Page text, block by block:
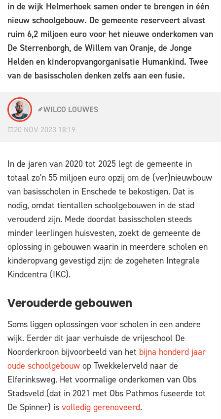
in de wijk Helmerhoek samen onder te brengen in één
nieuw schoolgebouw. De gemeente reserveert alvast
ruim 6,2 miljoen euro voor het nieuwe onderkomen van
De Sterrenborgh, de Willem van Oranje, de Jonge
Helden en kinderopvangorganisatie Humankind. Twee
van de basisscholen denken zelfs aan een fusie.
WILCO LOUWES
20 NOV 2023 18:19
In de jaren van 2020 tot 2025 legt de gemeente in
totaal zo'n 55 miljoen euro opzij om de (ver)nieuwbouw
van basisscholen in Enschede te bekostigen. Dat is
nodig, omdat tientallen schoolgebouwen in de stad
verouderd zijn. Mede doordat basisscholen steeds
minder leerlingen huisvesten, zoekt de gemeente de
oplossing in gebouwen waarin in meerdere scholen en
kinderopvang gevestigd zijn: de zogeheten Integrale
Kindcentra (IKC).
Verouderde gebouwen
Soms liggen oplossingen voor scholen in een andere
wijk. Eerder dit jaar verhuisde de vrijeschool De
Noorderkroon bijvoorbeeld van het bijna honderd jaar
oude schoolgebouw op Twekkelerveld naar de
Elferinksweg. Het voormalige onderkomen van Obs
Stadsveld (dat in 2021 met Obs Pathmos fuseerde tot
De Spinner) is volledig gerenoveerd.